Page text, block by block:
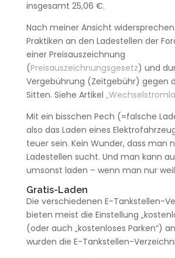
insgesamt 25,06 €.
Nach meiner Ansicht
Praktiken an den Ladestellen der
einer Preisauszeichnung
(Preisauszeichnungsgesetz) und
Vergebührung (Zeitgebühr) gegen
Sitten. Siehe Artikel
Mit ein bisschen Pech (=falsche
also das Laden eines
teuer sein. Kein Wunder, dass man
Ladestellen sucht. Und man kann
umsonst laden – wenn man nur
Gratis-Laden
Die verschiedenen E-Tankstellen-
bieten meist die Einstellung
(oder auch „kostenloses Parken“)
wurden die E-Tankstellen-